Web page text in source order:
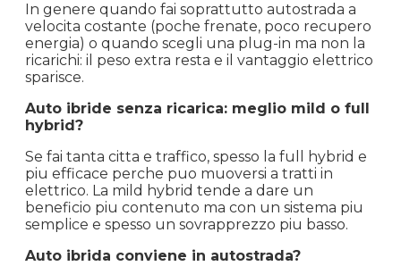
In genere quando fai soprattutto autostrada a
velocita costante (poche frenate, poco recupero
energia) o quando scegli una plug-in ma non la
ricarichi: il peso extra resta e il vantaggio elettrico
sparisce.
Auto ibride senza ricarica: meglio mild o full
hybrid?
Se fai tanta citta e traffico, spesso la full hybrid e
piu efficace perche puo muoversi a tratti in
elettrico. La mild hybrid tende a dare un
beneficio piu contenuto ma con un sistema piu
semplice e spesso un sovrapprezzo piu basso.
Auto ibrida conviene in autostrada?